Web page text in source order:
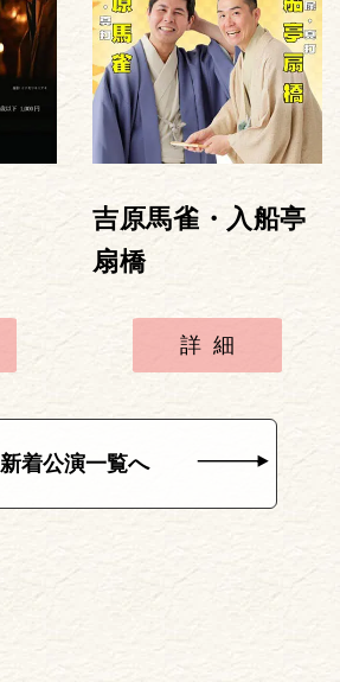
吉原馬雀・入船亭
扇橋
詳細
新着公演一覧へ